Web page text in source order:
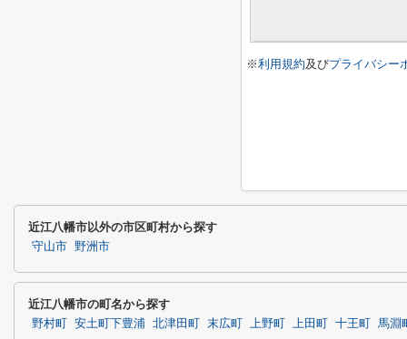
※利用規約及びプライバシー
近江八幡市以外の市区町村から探す
守山市 野洲市
近江八幡市の町名から探す
野村町 安土町下豊浦 北津田町 末広町 上野町 上田町 十王町
馬淵